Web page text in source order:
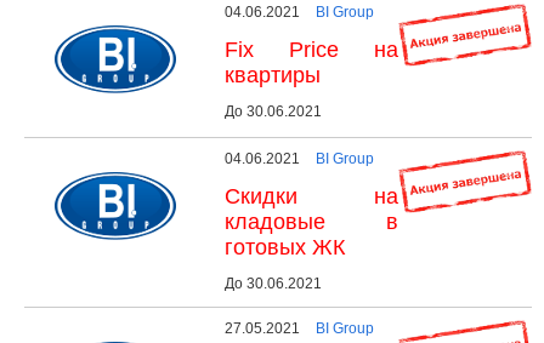
04.06.2021 BI Group
Fix Price на
квартиры
До 30.06.2021
04.06.2021 BI Group
Скидки на
кладовые в
готовых ЖК
До 30.06.2021
27.05.2021 BI Group